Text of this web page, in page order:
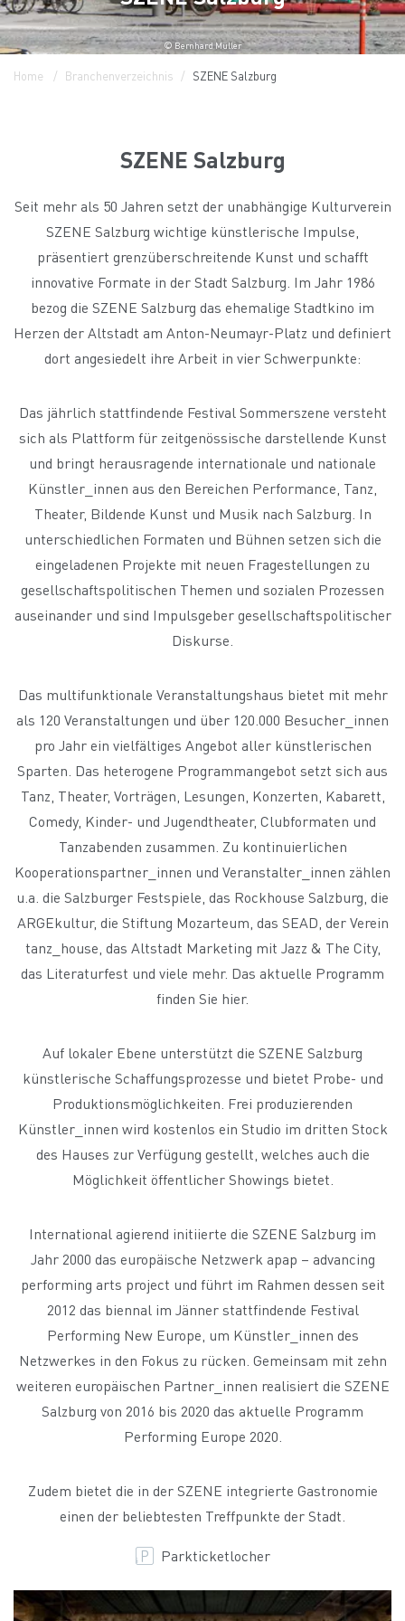
© Bernhard Müller
Home Branchenverzeichnis SZENE Salzburg
SZENE Salzburg
Seit mehr als 50 Jahren setzt der unabhängige Kulturverein
SZENE Salzburg wichtige künstlerische Impulse,
präsentiert grenzüberschreitende Kunst und schafft
innovative Formate in der Stadt Salzburg. Im Jahr 1986
bezog die SZENE Salzburg das ehemalige Stadtkino im
Herzen der Altstadt am Anton-Neumayr-Platz und definiert
dort angesiedelt ihre Arbeit in vier Schwerpunkte:
Das jährlich stattfindende Festival Sommerszene versteht
sich als Plattform für zeitgenössische darstellende Kunst
und bringt herausragende internationale und nationale
Künstler_innen aus den Bereichen Performance, Tanz,
Theater, Bildende Kunst und Musik nach Salzburg. In
unterschiedlichen Formaten und Bühnen setzen sich die
eingeladenen Projekte mit neuen Fragestellungen zu
gesellschaftspolitischen Themen und sozialen Prozessen
auseinander und sind Impulsgeber gesellschaftspolitischer
Diskurse.
Das multifunktionale Veranstaltungshaus bietet mit mehr
als 120 Veranstaltungen und über 120.000 Besucher_innen
pro Jahr ein vielfältiges Angebot aller künstlerischen
Sparten. Das heterogene Programmangebot setzt sich aus
Tanz, Theater, Vorträgen, Lesungen, Konzerten, Kabarett,
Comedy, Kinder- und Jugendtheater, Clubformaten und
Tanzabenden zusammen. Zu kontinuierlichen
Kooperationspartner_innen und Veranstalter_innen zählen
u.a. die Salzburger Festspiele, das Rockhouse Salzburg, die
ARGEkultur, die Stiftung Mozarteum, das SEAD, der Verein
tanz_house, das Altstadt Marketing mit Jazz & The City,
das Literaturfest und viele mehr. Das aktuelle Programm
finden Sie hier.
Auf lokaler Ebene unterstützt die SZENE Salzburg
künstlerische Schaffungsprozesse und bietet Probe- und
Produktionsmöglichkeiten. Frei produzierenden
Künstler_innen wird kostenlos ein Studio im dritten Stock
des Hauses zur Verfügung gestellt, welches auch die
Möglichkeit öffentlicher Showings bietet.
International agierend initiierte die SZENE Salzburg im
Jahr 2000 das europäische Netzwerk apap – advancing
performing arts project und führt im Rahmen dessen seit
2012 das biennal im Jänner stattfindende Festival
Performing New Europe, um Künstler_innen des
Netzwerkes in den Fokus zu rücken. Gemeinsam mit zehn
weiteren europäischen Partner_innen realisiert die SZENE
Salzburg von 2016 bis 2020 das aktuelle Programm
Performing Europe 2020.
Zudem bietet die in der SZENE integrierte Gastronomie
einen der beliebtesten Treffpunkte der Stadt.
Parkticketlocher